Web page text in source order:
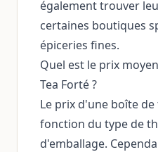
également trouver
certaines boutiques
épiceries fines.
Quel est le prix
Tea Forté ?
Le prix d'une boîte de
fonction du type de
d'emballage.